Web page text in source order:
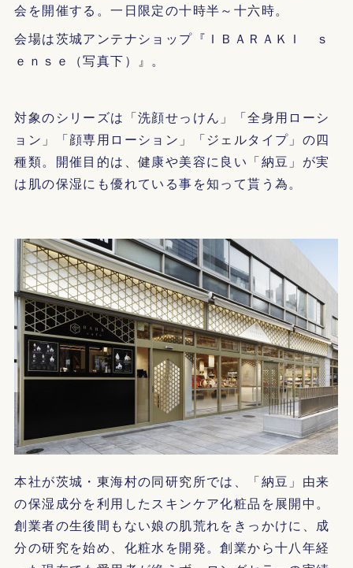
会を開催する。一日限定の十時半～十六時。
会場は茨城アンテナショップ『ＩＢＡＲＡＫＩ ｓ
ｅｎｓｅ（写真下）』。
対象のシリーズは「洗顔せっけん」「全身用ローシ
ョン」「顔専用ローション」「ジェルタイプ」の四
種類。開催目的は、健康や美容に良い「納豆」が実
は肌の保湿にも優れている事を知って貰う為。
本社が茨城・東海村の同研究所では、「納豆」由来
の保湿成分を利用したスキンケア化粧品を展開中。
創業者の生後間もない娘の肌荒れをきっかけに、成
分の研究を始め、化粧水を開発。創業から十八年経